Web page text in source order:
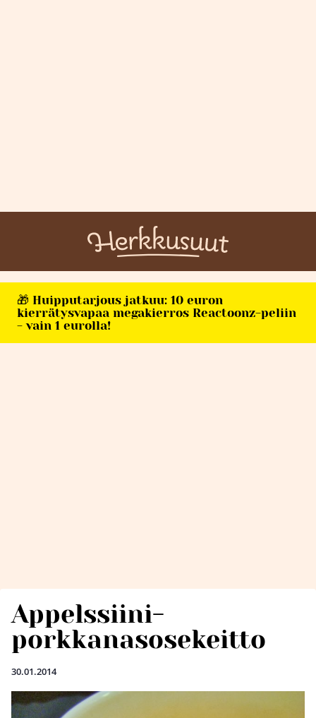
🎁 Huipputarjous jatkuu: 10 euron
kierrätysvapaa megakierros Reactoonz-peliin
- vain 1 eurolla!
Appelssiini-
porkkanasosekeitto
30.01.2014